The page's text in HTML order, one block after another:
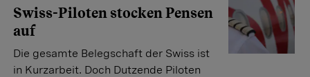
Swiss-Piloten stocken Pensen
auf
Die gesamte Belegschaft der Swiss ist
in Kurzarbeit. Doch Dutzende Piloten